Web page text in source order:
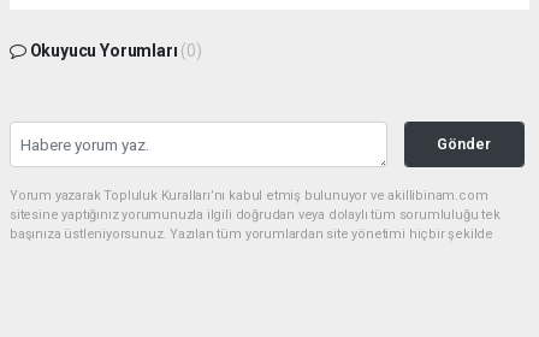
Okuyucu Yorumları (0)
Gönder
Yorum yazarak Topluluk Kuralları’nı kabul etmiş bulunuyor ve akillibinam.com
sitesine yaptığınız yorumunuzla ilgili doğrudan veya dolaylı tüm sorumluluğu tek
başınıza üstleniyorsunuz. Yazılan tüm yorumlardan site yönetimi hiçbir şekilde